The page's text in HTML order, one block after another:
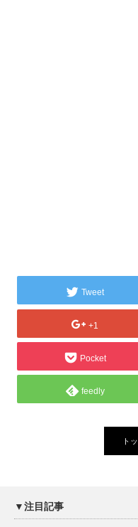
Tweet
+1
Pocket
feedly
ト
▼注目記事